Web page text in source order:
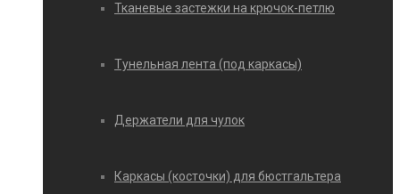
Тканевые застежки на крючок-петлю
Тунельная лента (под каркасы)
Держатели для чулок
Каркасы (косточки) для бюстгальтера